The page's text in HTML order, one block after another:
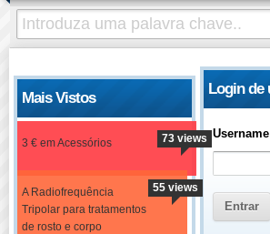
Mais Vistos
3 € em Acessórios 73 views
A Radiofrequência
Tripolar para tratamentos
de rosto e corpo
55 views
Login de